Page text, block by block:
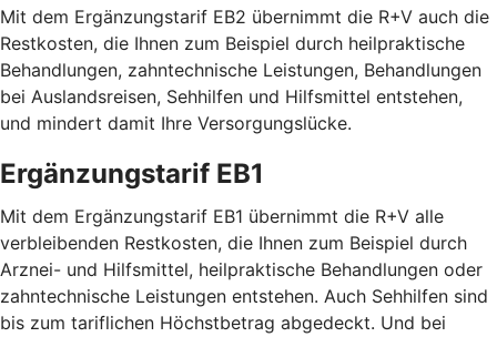
Mit dem Ergänzungstarif EB2 übernimmt die R+V auch die
Restkosten, die Ihnen zum Beispiel durch heilpraktische
Behandlungen, zahntechnische Leistungen, Behandlungen
bei Auslandsreisen, Sehhilfen und Hilfsmittel entstehen,
und mindert damit Ihre Versorgungslücke.
Ergänzungstarif EB1
Mit dem Ergänzungstarif EB1 übernimmt die R+V alle
verbleibenden Restkosten, die Ihnen zum Beispiel durch
Arznei- und Hilfsmittel, heilpraktische Behandlungen oder
zahntechnische Leistungen entstehen. Auch Sehhilfen sind
bis zum tariflichen Höchstbetrag abgedeckt. Und bei